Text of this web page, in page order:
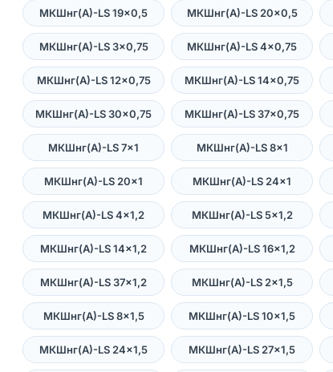
МКШнг(А)-LS 19×0,5 МКШнг(А)-LS 20×0,5
МКШнг(А)-LS 3×0,75 МКШнг(А)-LS 4×0,75
МКШнг(А)-LS 12×0,75 МКШнг(А)-LS 14×0,75
МКШнг(А)-LS 30×0,75 МКШнг(А)-LS 37×0,75
МКШнг(А)-LS 7×1 МКШнг(А)-LS 8×1
МКШнг(А)-LS 20×1 МКШнг(А)-LS 24×1
МКШнг(А)-LS 4×1,2 МКШнг(А)-LS 5×1,2
МКШнг(А)-LS 14×1,2 МКШнг(А)-LS 16×1,2
МКШнг(А)-LS 37×1,2 МКШнг(А)-LS 2×1,5
МКШнг(А)-LS 8×1,5 МКШнг(А)-LS 10×1,5
МКШнг(А)-LS 24×1,5 МКШнг(А)-LS 27×1,5